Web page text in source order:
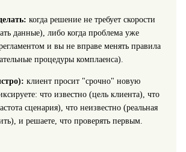
когда решение не требует скорости
данные), либо когда проблема уже
и вы не вправе менять правила
процедуры комплаенса).
клиент просит "срочно" новую
что известно (цель клиента), что
сценария), что неизвестно (реальная
и решаете, что проверять первым.